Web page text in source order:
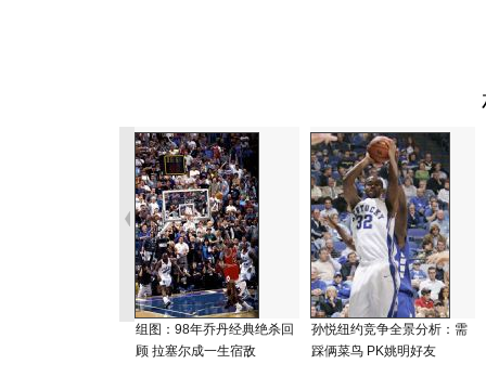
组图：98年乔丹经典绝杀回
顾 拉塞尔成一生宿敌
孙悦纽约竞争全景分析：需
踩俩菜鸟 PK姚明好友